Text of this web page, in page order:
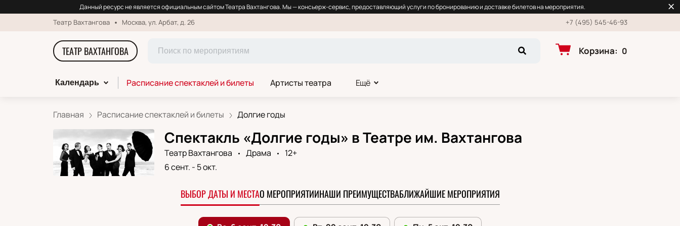
Данный ресурс не является официальным сайтом Театра Вахтангова. Мы — консьерж-сервис, предоставляющий услуги по бронированию и доставке билетов на мероприятия.
Театр Вахтангова Москва, ул. Арбат, д. 26 +7 (495) 545-46-93
ТЕАТР ВАХТАНГОВА Корзина: 0
Календарь Расписание спектаклей и билеты Артисты театра Ещё
Главная Расписание спектаклей и билеты Долгие годы
Спектакль «Долгие годы» в Театре им. Вахтангова
Театр Вахтангова Драма
12+
6 сент. - 5 окт.
ВЫБОР ДАТЫ И МЕСТАО МЕРОПРИЯТИИНАШИ ПРЕИМУЩЕСТВАБЛИЖАЙШИЕ МЕРОПРИЯТИЯ